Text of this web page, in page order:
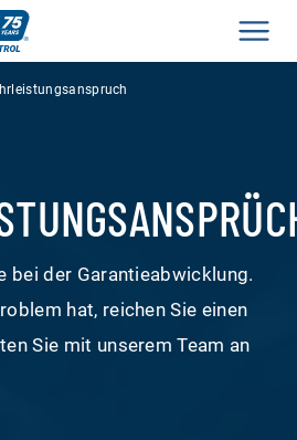
bei der Garantieabwicklung.
hat, reichen Sie einen
Sie mit unserem Team an